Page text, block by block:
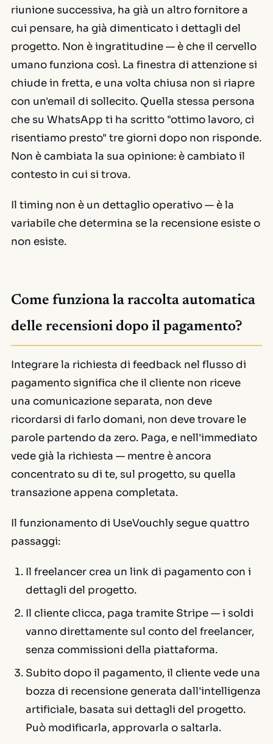
riunione successiva, ha già un altro fornitore a
cui pensare, ha già dimenticato i dettagli del
progetto. Non è ingratitudine — è che il cervello
umano funziona così. La finestra di attenzione si
chiude in fretta, e una volta chiusa non si riapre
con un'email di sollecito. Quella stessa persona
che su WhatsApp ti ha scritto "ottimo lavoro, ci
risentiamo presto" tre giorni dopo non risponde.
Non è cambiata la sua opinione: è cambiato il
contesto in cui si trova.
Il timing non è un dettaglio operativo — è la
variabile che determina se la recensione esiste o
non esiste.
Come funziona la raccolta automatica
delle recensioni dopo il pagamento?
Integrare la richiesta di feedback nel flusso di
pagamento significa che il cliente non riceve
una comunicazione separata, non deve
ricordarsi di farlo domani, non deve trovare le
parole partendo da zero. Paga, e nell'immediato
vede già la richiesta — mentre è ancora
concentrato su di te, sul progetto, su quella
transazione appena completata.
Il funzionamento di UseVouchly segue quattro
passaggi:
Il freelancer crea un link di pagamento con i
dettagli del progetto.
Il cliente clicca, paga tramite Stripe — i soldi
vanno direttamente sul conto del freelancer,
senza commissioni della piattaforma.
Subito dopo il pagamento, il cliente vede una
bozza di recensione generata dall'intelligenza
artificiale, basata sui dettagli del progetto.
Può modificarla, approvarla o saltarla.